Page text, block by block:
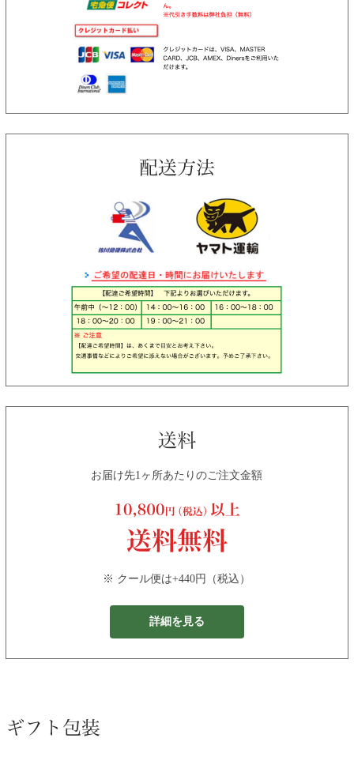
お届け先1ヶ所あたりのご注文金額
※ クール便は+440円（税込）
詳細を見る